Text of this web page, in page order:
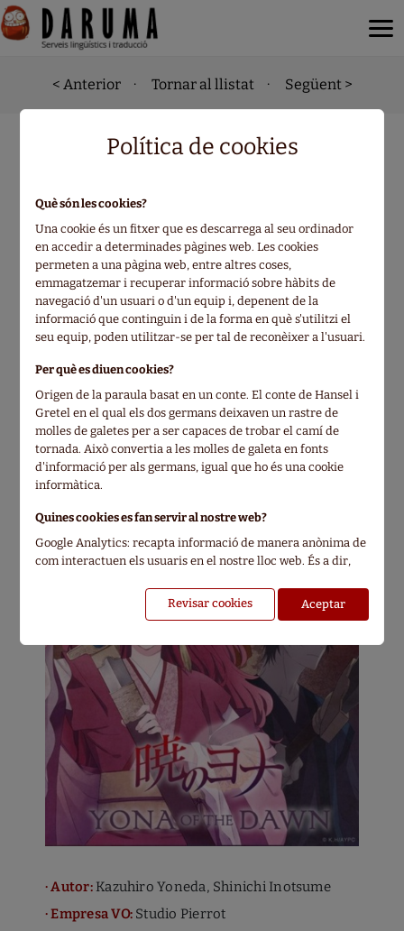
< Anterior · Tornar al llistat · Següent >
Yona, princesa del
amanecer: bajo la
misma luna
暁のヨナ
· Autor: Kazuhiro Yoneda, Shinichi Inotsume
· Empresa VO: Studio Pierrot
Política de cookies
Què són les cookies?
Una cookie és un fitxer que es descarrega al seu ordinador
en accedir a determinades pàgines web. Les cookies
permeten a una pàgina web, entre altres coses,
emmagatzemar i recuperar informació sobre hàbits de
navegació d'un usuari o d'un equip i, depenent de la
informació que continguin i de la forma en què s'utilitzi el
seu equip, poden utilitzar-se per tal de reconèixer a l'usuari.
Per què es diuen cookies?
Origen de la paraula basat en un conte. El conte de Hansel i
Gretel en el qual els dos germans deixaven un rastre de
molles de galetes per a ser capaces de trobar el camí de
tornada. Això convertia a les molles de galeta en fonts
d'informació per als germans, igual que ho és una cookie
informàtica.
Quines cookies es fan servir al nostre web?
Google Analytics: recapta informació de manera anònima de
com interactuen els usuaris en el nostre lloc web. És a dir,
Google Adwords: permet mostrar els nostres anuncis a les
anterioritat, tampoc identifica als usuaris.
Doubleclick.net de Google: permet configurar diferents
anuncis en relació a la pàgina visitada en el nostre pàgina
web amb el propòsit de mostrar la informació més adequada
al visitant oferint el missatge perfecte al públic més idoni.
Com pots eliminar les cookies?
Per permetre, conèixer, bloquejar o eliminar les cookies
instal·lades al teu equip, ves a la configuración de les opcions
del navegador instal·lades al teu ordinador.
Revisar cookies